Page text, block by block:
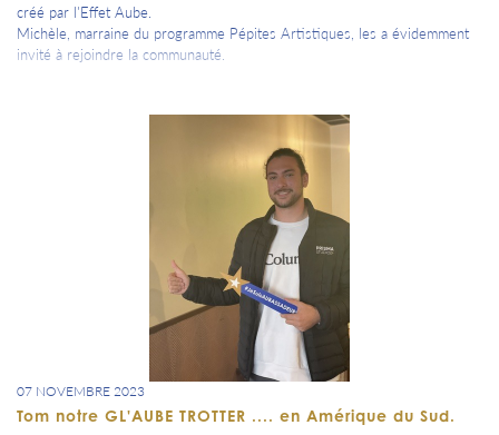
créé par l'Effet Aube.
Michèle, marraine du programme Pépites Artistiques, les a évidemment
invité à rejoindre la communauté.
07 NOVEMBRE 2023
Tom notre GL'AUBE TROTTER .... en Amérique du Sud.